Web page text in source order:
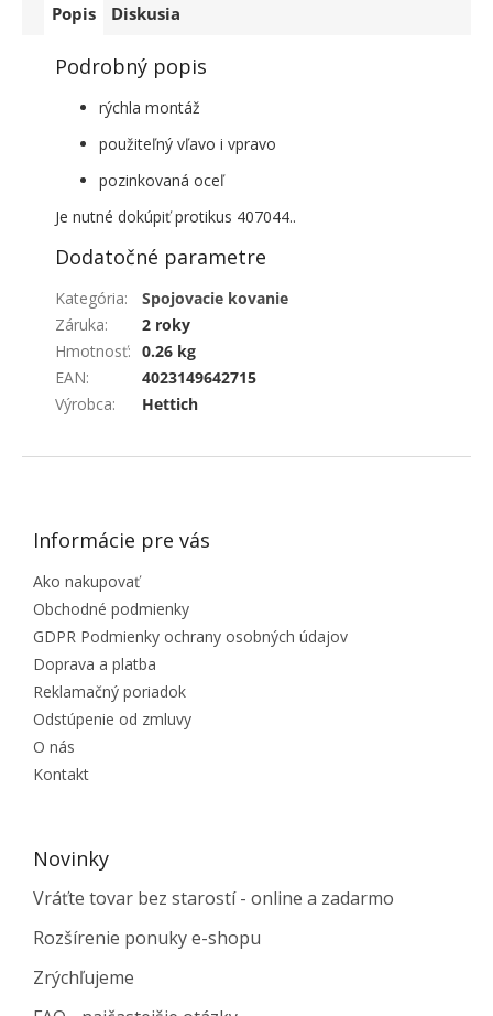
Popis Diskusia
Podrobný popis
rýchla montáž
použiteľný vľavo i vpravo
pozinkovaná oceľ
Je nutné dokúpiť protikus 407044..
Dodatočné parametre
Kategória:
Spojovacie kovanie
Záruka:
2 roky
Hmotnosť: 0.26 kg
EAN:
4023149642715
Výrobca: Hettich
ZÁPÄTIE
Informácie pre vás
Ako nakupovať
Obchodné podmienky
GDPR Podmienky ochrany osobných údajov
Doprava a platba
Reklamačný poriadok
Odstúpenie od zmluvy
O nás
Kontakt
Novinky
Vráťte tovar bez starostí - online a zadarmo
Rozšírenie ponuky e-shopu
Zrýchľujeme